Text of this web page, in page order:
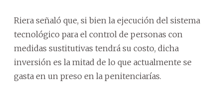
Riera señaló que, si bien la ejecución del sistema
tecnológico para el control de personas con
medidas sustitutivas tendrá su costo, dicha
inversión es la mitad de lo que actualmente se
gasta en un preso en la penitenciarías.